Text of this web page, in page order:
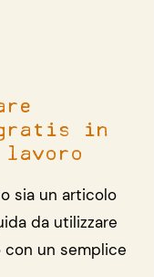
in
lavoro
sia un articolo
da utilizzare
con un semplice